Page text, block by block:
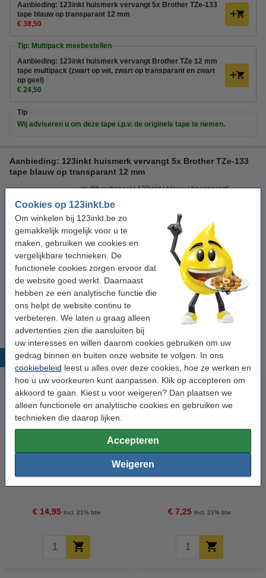
Cookies op 123inkt.be
Om winkelen bij 123inkt.be zo
gemakkelijk mogelijk voor u te
maken, gebruiken we cookies en
vergelijkbare technieken. De
functionele cookies zorgen ervoor dat
de website goed werkt. Daarnaast
hebben ze een analytische functie die
ons helpt de website continu te
verbeteren. We laten u graag alleen
advertenties zien die aansluiten bij
uw interesses en willen daarom cookies gebruiken om uw
gedrag binnen en buiten onze website te volgen. In ons
cookiebeleid leest u alles over deze cookies, hoe ze werken en
hoe u uw voorkeuren kunt aanpassen. Klik op accepteren om
akkoord te gaan. Kiest u voor weigeren? Dan plaatsen we
alleen functionele en analytische cookies en gebruiken we
technieken die daarop lijken.
Accepteren
Weigeren
Aanbieding: 123inkt huismerk vervangt 5x Brother TZe-133
tape blauw op transparant 12 mm
€ 38,50
Tip: Multipack meebestellen
Aanbieding: 123inkt huismerk vervangt Brother TZe 12 mm
tape multipack (zwart op wit, zwart op transparant en zwart
op geel)
€ 24,50
Tip
Wij adviseren u om deze tape i.p.v. de originele tape te nemen.
Aanbieding: 123inkt huismerk vervangt 5x Brother TZe-133
tape blauw op transparant 12 mm
multifunctioneel 123inkt blauw transparant
Bekijk de specificaties en omschrijving
€ 38,50 Bestellen
Wij adviseren u om deze tape i.p.v. de originele tape te nemen.
Populaire producten
123accu Xtreme Power MN1500
€ 14,95 Incl. 21% btw
123inkt kopieerpapier 1 pak van
€ 7,25 Incl. 21% btw